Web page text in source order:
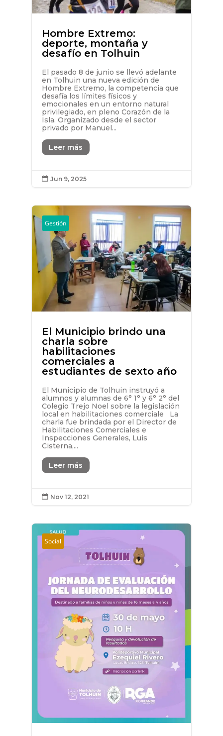
Hombre Extremo:
deporte, montaña y
desafío en Tolhuin
El pasado 8 de junio se llevó adelante
en Tolhuin una nueva edición de
Hombre Extremo, la competencia que
desafía los límites físicos y
emocionales en un entorno natural
privilegiado, en pleno Corazón de la
Isla. Organizado desde el sector
privado por Manuel...
Leer más
 Jun 9, 2025
Gestión
El Municipio brindo una
charla sobre
habilitaciones
comerciales a
estudiantes de sexto año
El Municipio de Tolhuin instruyó a
alumnos y alumnas de 6° 1° y 6° 2° del
Colegio Trejo Noel sobre la legislación
local en habilitaciones comerciale La
charla fue brindada por el Director de
Habilitaciones Comerciales e
Inspecciones Generales, Luis
Cisterna,...
Leer más
 Nov 12, 2021
Social